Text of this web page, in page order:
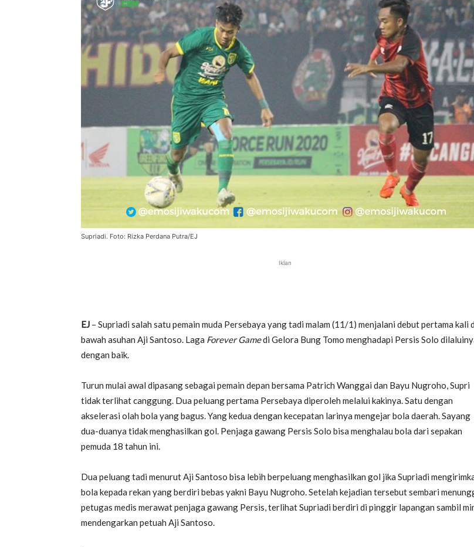
Supriadi. Foto: Rizka Perdana Putra/EJ
Iklan
EJ – Supriadi salah satu pemain muda Persebaya yang tadi malam (11/1) menjalani debut pertama kali
bawah asuhan Aji Santoso. Laga Forever Gamedi Gelora Bung Tomo menghadapi Persis Solo
dengan baik.
Turun mulai awal dipasang sebagai pemain depan bersama Patrich Wanggai dan Bayu Nugroho, Supri
tidak terlihat canggung. Dua peluang pertama Persebaya diperoleh melalui kakinya. Satu dengan
akselerasi olah bola yang bagus. Yang kedua dengan kecepatan larinya mengejar bola daerah. Sayang
dua-duanya tidak menghasilkan gol. Penjaga gawang Persis Solo bisa menghalau bola dari sepakan
pemuda 18 tahun ini.
Dua peluang tadi menurut Aji Santoso bisa lebih berpeluang menghasilkan gol jika Supriadi
bola kepada rekan yang berdiri bebas yakni Bayu Nugroho. Setelah kejadian tersebut sembari
petugas medis merawat penjaga gawang Persis, terlihat Supriadi berdiri di pinggir lapangan sambil
mendengarkan petuah Aji Santoso.